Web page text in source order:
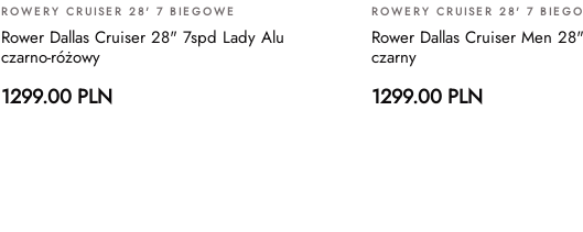
ROWERY CRUISER 28' 7 BIEGOWE
Rower Dallas Cruiser 28" 7spd Lady Alu
czarno-różowy
1299.00 PLN
ROWERY CRUISER 28' 7
Rower Dallas Cruiser Men
czarny
1299.00 PLN